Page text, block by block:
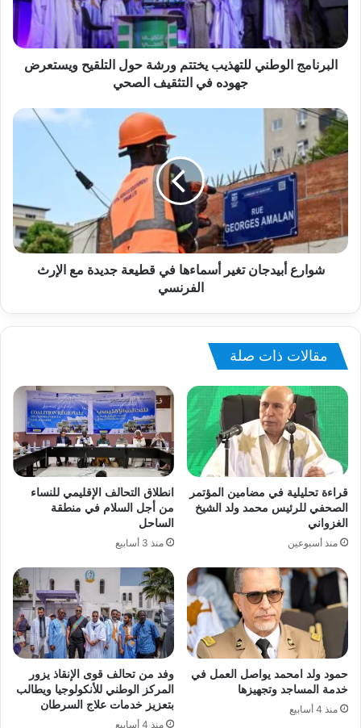
البرنامج الوطني للتهذيب يختتم ورشة حول التلقيح ويستعرض
جهوده في التثقيف الصحي
شوارع أبيدجان تغير أسماءها في قطيعة جديدة مع الإرث
الفرنسي
مقالات ذات صلة
قراءة تحليلية في مضامين المؤتمر
الصحفي للرئيس محمد ولد الشيخ
الغزواني
منذ أسبوعين
انطلاق التحالف الإقليمي للنساء
من أجل السلام في منطقة
الساحل
منذ 3 أسابيع
حمود ولد امحمد يواصل العمل في
خدمة المساجد وتجهيزها
منذ 4 أسابيع
وفد من تحالف قوى الإنقاذ يزور
المركز الوطني للأنكولوجيا ويطالب
بتعزيز خدمات علاج السرطان
منذ 4 أسابيع